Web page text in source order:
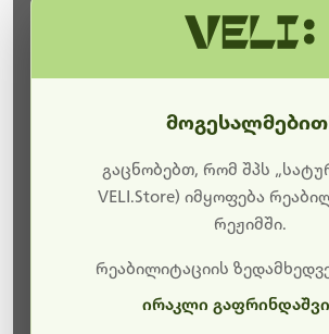
ბოდიშს გიხდით
მიმდინარეობს საიტის განახლება
სამუშაოები.
მალე ისევ ხელმისაწვდომი
გაცნობებთ, რომ შპს
VELI.Store) იმყოფება
რეჟიმში.
რეაბილიტაციის
ირაკლი